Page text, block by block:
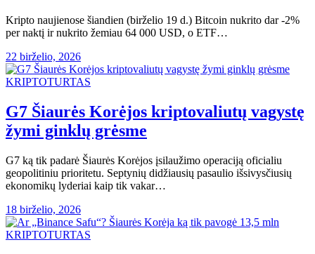
Kripto naujienose šiandien (birželio 19 d.) Bitcoin nukrito dar -2%
per naktį ir nukrito žemiau 64 000 USD, o ETF…
22 birželio, 2026
KRIPTOTURTAS
G7 Šiaurės Korėjos kriptovaliutų vagystę
žymi ginklų grėsme
G7 ką tik padarė Šiaurės Korėjos įsilaužimo operaciją oficialiu
geopolitiniu prioritetu. Septynių didžiausių pasaulio išsivysčiusių
ekonomikų lyderiai kaip tik vakar…
18 birželio, 2026
KRIPTOTURTAS